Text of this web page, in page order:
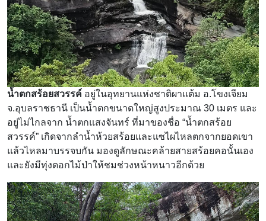
น้ำตกสร้อยสวรรค์ อยู่ในอุทยานแห่งชาติผาเเต้ม อ.โขงเจียม
จ.อุบลราชธานี เป็นน้ำตกขนาดใหญ่สูงประมาณ 30 เมตร และ
อยู่ไม่ไกลจาก น้ำตกแสงจันทร์ ที่มาของชื่อ “น้ำตกสร้อย
สวรรค์” เกิดจากลำน้ำห้วยสร้อยและแซไผไหลตกจากยอดเขา
แล้วไหลมาบรรจบกัน มองดูลักษณะคล้ายสายสร้อยคอนั้นเอง
และยังมีทุ่งดอกไม้ป่าให้ชมช่วงหน้าหนาวอีกด้วย